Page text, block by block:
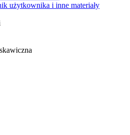
użytkownika i inne materiały